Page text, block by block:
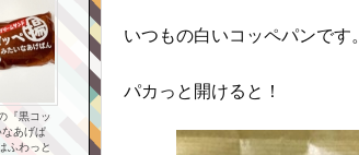
いつもの白いコッペパンです。
パカっと開けると！
『黒コッ
あげぱ
ふわっと